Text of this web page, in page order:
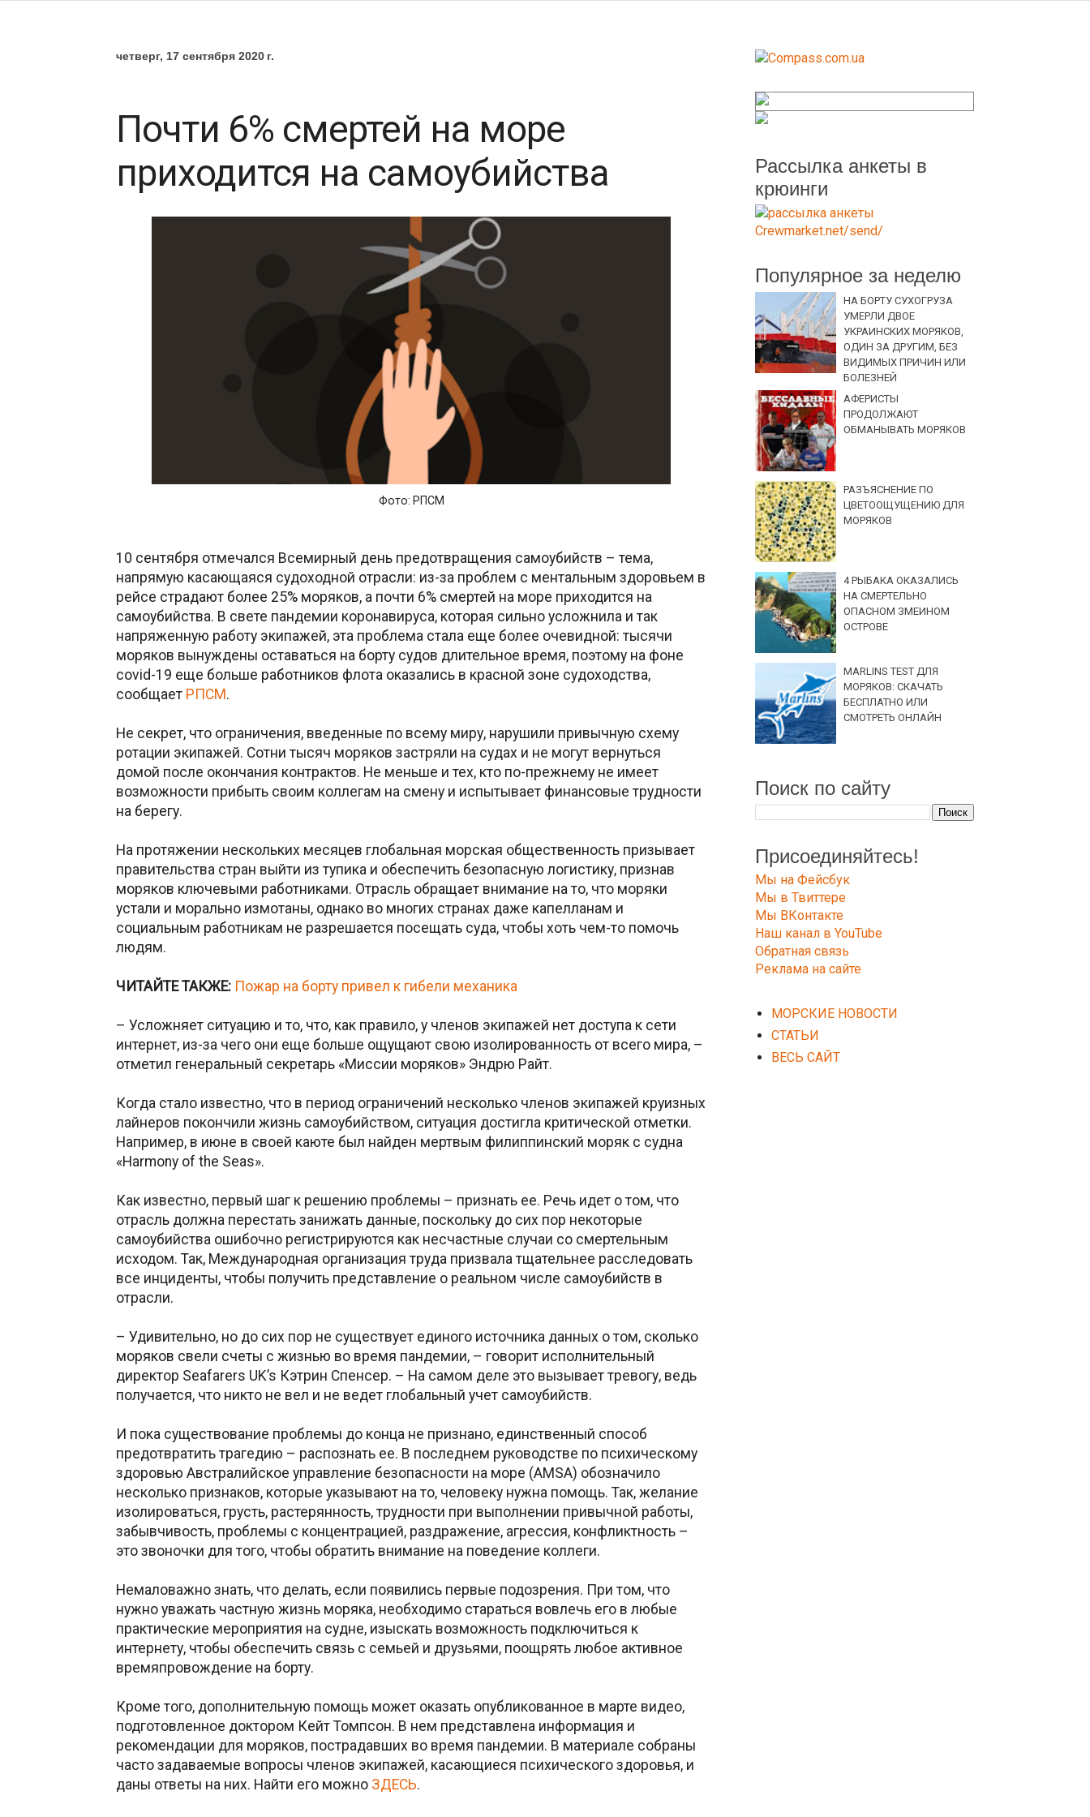
четверг, 17 сентября 2020 г.
Почти 6% смертей на море
приходится на самоубийства
Фото: РПСМ
10 сентября отмечался Всемирный день предотвращения самоубийств – тема,
напрямую касающаяся судоходной отрасли: из-за проблем с ментальным здоровьем в
рейсе страдают более 25% моряков, а почти 6% смертей на море приходится на
самоубийства. В свете пандемии коронавируса, которая сильно усложнила и так
напряженную работу экипажей, эта проблема стала еще более очевидной: тысячи
моряков вынуждены оставаться на борту судов длительное время, поэтому на фоне
covid-19 еще больше работников флота оказались в красной зоне судоходства,
сообщает РПСМ.
Не секрет, что ограничения, введенные по всему миру, нарушили привычную схему
ротации экипажей. Сотни тысяч моряков застряли на судах и не могут вернуться
домой после окончания контрактов. Не меньше и тех, кто по-прежнему не имеет
возможности прибыть своим коллегам на смену и испытывает финансовые трудности
на берегу.
На протяжении нескольких месяцев глобальная морская общественность призывает
правительства стран выйти из тупика и обеспечить безопасную логистику, признав
моряков ключевыми работниками. Отрасль обращает внимание на то, что моряки
устали и морально измотаны, однако во многих странах даже капелланам и
социальным работникам не разрешается посещать суда, чтобы хоть чем-то помочь
людям.
ЧИТАЙТЕ ТАКЖЕ: Пожар на борту привел к гибели механика
– Усложняет ситуацию и то, что, как правило, у членов экипажей нет доступа к сети
интернет, из-за чего они еще больше ощущают свою изолированность от всего мира, –
отметил генеральный секретарь «Миссии моряков» Эндрю Райт.
Когда стало известно, что в период ограничений несколько членов экипажей круизных
лайнеров покончили жизнь самоубийством, ситуация достигла критической отметки.
Например, в июне в своей каюте был найден мертвым филиппинский моряк с судна
«Harmony of the Seas».
Как известно, первый шаг к решению проблемы – признать ее. Речь идет о том, что
отрасль должна перестать занижать данные, поскольку до сих пор некоторые
самоубийства ошибочно регистрируются как несчастные случаи со смертельным
исходом. Так, Международная организация труда призвала тщательнее расследовать
все инциденты, чтобы получить представление о реальном числе самоубийств в
отрасли.
– Удивительно, но до сих пор не существует единого источника данных о том, сколько
моряков свели счеты с жизнью во время пандемии, – говорит исполнительный
директор Seafarers UK’s Кэтрин Спенсер. – На самом деле это вызывает тревогу, ведь
получается, что никто не вел и не ведет глобальный учет самоубийств.
И пока существование проблемы до конца не признано, единственный способ
предотвратить трагедию – распознать ее. В последнем руководстве по психическому
здоровью Австралийское управление безопасности на море (AMSA) обозначило
несколько признаков, которые указывают на то, человеку нужна помощь. Так, желание
изолироваться, грусть, растерянность, трудности при выполнении привычной работы,
забывчивость, проблемы с концентрацией, раздражение, агрессия, конфликтность –
это звоночки для того, чтобы обратить внимание на поведение коллеги.
Немаловажно знать, что делать, если появились первые подозрения. При том, что
нужно уважать частную жизнь моряка, необходимо стараться вовлечь его в любые
практические мероприятия на судне, изыскать возможность подключиться к
интернету, чтобы обеспечить связь с семьей и друзьями, поощрять любое активное
времяпровождение на борту.
Кроме того, дополнительную помощь может оказать опубликованное в марте видео,
подготовленное доктором Кейт Томпсон. В нем представлена информация и
рекомендации для моряков, пострадавших во время пандемии. В материале собраны
часто задаваемые вопросы членов экипажей, касающиеся психического здоровья, и
даны ответы на них. Найти его можно ЗДЕСЬ.
Рассылка анкеты в
крюинги
Популярное за неделю
НА БОРТУ СУХОГРУЗА
УМЕРЛИ ДВОЕ
УКРАИНСКИХ МОРЯКОВ,
ОДИН ЗА ДРУГИМ, БЕЗ
ВИДИМЫХ ПРИЧИН ИЛИ
БОЛЕЗНЕЙ
АФЕРИСТЫ
ПРОДОЛЖАЮТ
ОБМАНЫВАТЬ МОРЯКОВ
РАЗЪЯСНЕНИЕ ПО
ЦВЕТООЩУЩЕНИЮ ДЛЯ
МОРЯКОВ
4 РЫБАКА ОКАЗАЛИСЬ
НА СМЕРТЕЛЬНО
ОПАСНОМ ЗМЕИНОМ
ОСТРОВЕ
MARLINS TEST ДЛЯ
МОРЯКОВ: СКАЧАТЬ
БЕСПЛАТНО ИЛИ
СМОТРЕТЬ ОНЛАЙН
Поиск по сайту
Присоединяйтесь!
Мы на Фейсбук
Мы в Твиттере
Мы ВКонтакте
Наш канал в YouTube
Обратная связь
Реклама на сайте
МОРСКИЕ НОВОСТИ
СТАТЬИ
ВЕСЬ САЙТ